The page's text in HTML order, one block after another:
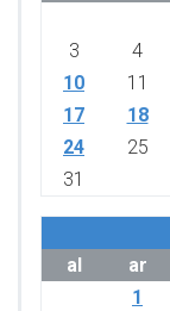
3
4
10
11
17
18
24
25
31
al
ar
1